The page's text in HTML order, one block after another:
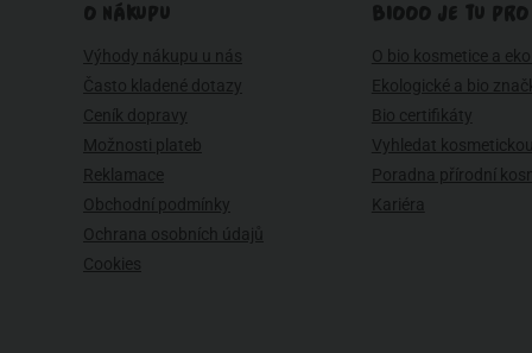
O NÁKUPU
Výhody nákupu u nás
Často kladené dotazy
Ceník dopravy
Možnosti plateb
Reklamace
Obchodní podmínky
Ochrana osobních údajů
Cookies
BIOOO JE TU PRO
O bio kosmetice a
Ekologické a bio
Bio certifikáty
Vyhledat
Poradna přírodní
Kariéra